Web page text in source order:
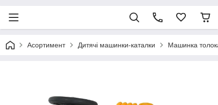
Асортимент Дитячі машинки-каталки Машинка